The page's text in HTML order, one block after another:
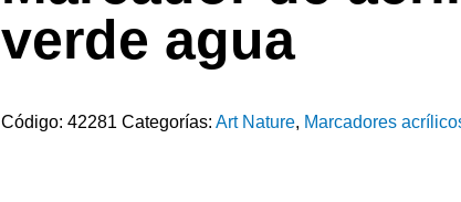
verde agua
Código: 42281 Categorías: Art Nature, Marcadores